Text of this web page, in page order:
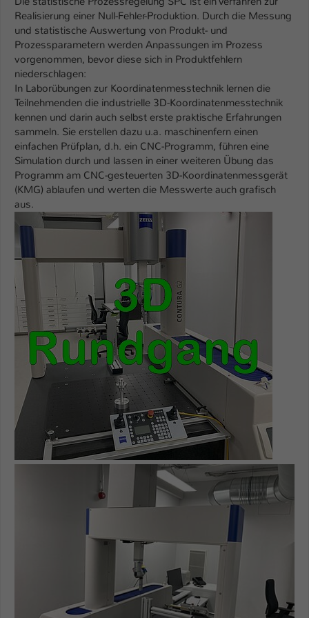
Realisierung einer Null-Fehler-Produktion. Durch die Messung
und statistische Auswertung von Produkt- und
Prozessparametern werden Anpassungen im Prozess
vorgenommen, bevor diese sich in Produktfehlern
niederschlagen:
In Laborübungen zur Koordinatenmesstechnik lernen die
Teilnehmenden die industrielle 3D-Koordinatenmesstechnik
kennen und darin auch selbst erste praktische Erfahrungen
sammeln. Sie erstellen dazu u.a. maschinenfern einen
einfachen Prüfplan, d.h. ein CNC-Programm, führen eine
Simulation durch und lassen in einer weiteren Übung das
Programm am CNC-gesteuerten 3D-Koordinatenmessgerät
(KMG) ablaufen und werten die Messwerte auch grafisch
aus.
Zweck
Einstellungen. Unter anderem eine zufällig
generierte ID, für die historische
Speicherung Ihrer vorgenommen
Einstellungen, falls der Webseiten-
Betreiber dies eingestellt hat.
Name fe_typo_user / PHPSESSID
Anbieter TYPO3
Laufzeit 1 Woche
Zweck
Dieses Cookie ist ein Standard-Session-
Cookie von TYPO3. Es speichert im Fall
eines Intranet-Logins die Session-ID. So
wiedererkannt werden und es wird ihm
Zugang zu geschützten Bereichen
gewährt.
Name be_typo_user
Anbieter TYPO3
Laufzeit 1 Tag
Zweck
Dieser Cookie teilt der Webseite mit, ob
ein Besucher im Typo3-Backend
angemeldet ist und Rechte besitzt diese
zu verwalten.